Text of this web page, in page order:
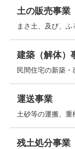
土の販売事業
まさ土、及び、ふ
建築（解体）
民間住宅の新築・
運送事業
土砂等の運搬、重
残土処分事業